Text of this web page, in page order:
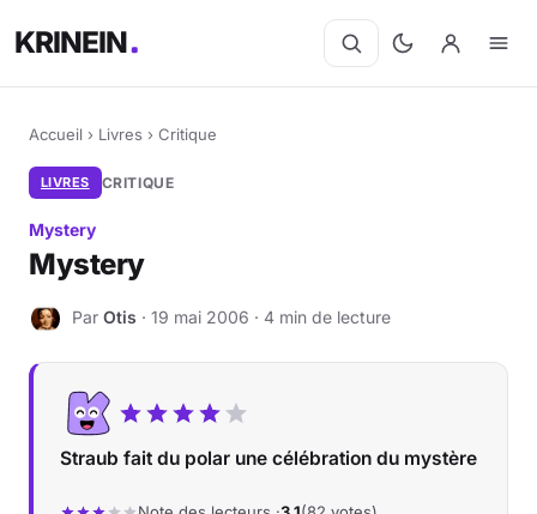
KRINEIN
Accueil › Livres › Critique
LIVRES CRITIQUE
Mystery
Mystery
O Par Otis · 19 mai 2006 · 4 min de lecture
Straub fait du polar une célébration du mystère